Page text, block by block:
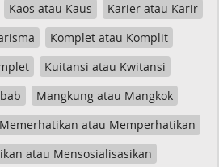
Kaos atau Kaus
Karier atau Karir
Komplet atau Komplit
Kuitansi atau Kwitansi
Mangkung atau Mangkok
Memerhatikan atau Memperhatikan
atau Mensosialisasikan